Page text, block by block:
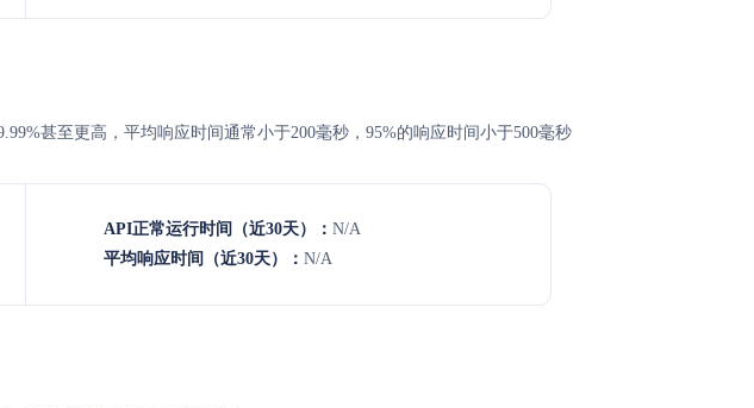
甚至更高，平均响应时间通常小于200毫秒，95%的响应时间小于500毫秒
API正常运行时间（近30天）： N/A
平均响应时间（近30天）： N/A